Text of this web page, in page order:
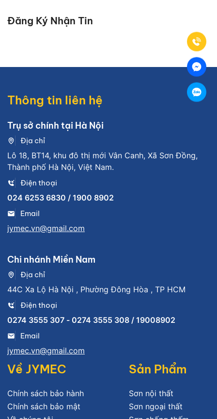
Đăng Ký Nhận Tin
Thông tin liên hệ
Trụ sở chính tại Hà Nội
Địa chỉ
Lô 18, BT14, khu đô thị mới Vân Canh, Xã Sơn Đồng,
Thành phố Hà Nội, Việt Nam.
Điện thoại
024 6253 6830 / 1900 8902
Email
jymec.vn@gmail.com
Chi nhánh Miền Nam
Địa chỉ
44C Xa Lộ Hà Nội , Phường Đông Hòa , TP HCM
Điện thoại
0274 3555 307 - 0274 3555 308 / 19008902
Email
jymec.vn@gmail.com
Về JYMEC
Chính sách bảo hành
Chính sách bảo mật
Sản Phẩm
Sơn nội thất
Sơn ngoại thất